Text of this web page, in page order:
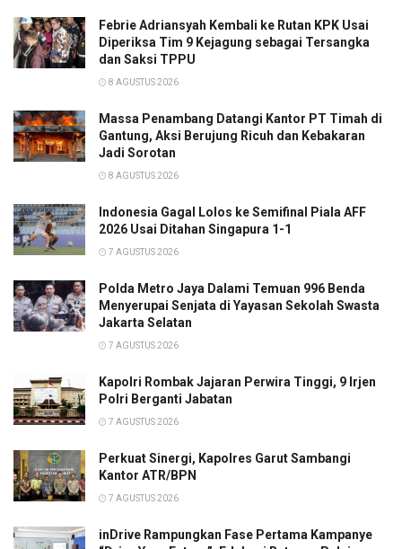
Febrie Adriansyah Kembali ke Rutan KPK Usai
Diperiksa Tim 9 Kejagung sebagai Tersangka
dan Saksi TPPU
8 AGUSTUS 2026
Massa Penambang Datangi Kantor PT Timah di
Gantung, Aksi Berujung Ricuh dan Kebakaran
Jadi Sorotan
8 AGUSTUS 2026
Indonesia Gagal Lolos ke Semifinal Piala AFF
2026 Usai Ditahan Singapura 1-1
7 AGUSTUS 2026
Polda Metro Jaya Dalami Temuan 996 Benda
Menyerupai Senjata di Yayasan Sekolah Swasta
Jakarta Selatan
7 AGUSTUS 2026
Kapolri Rombak Jajaran Perwira Tinggi, 9 Irjen
Polri Berganti Jabatan
7 AGUSTUS 2026
Perkuat Sinergi, Kapolres Garut Sambangi
Kantor ATR/BPN
7 AGUSTUS 2026
inDrive Rampungkan Fase Pertama Kampanye